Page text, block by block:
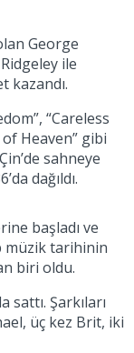
George
ile
kazandı.
“Careless
of Heaven” gibi
sahneye
dağıldı.
başladı ve
müzik tarihinin
biri oldu.
Şarkıları
üç kez Brit, iki